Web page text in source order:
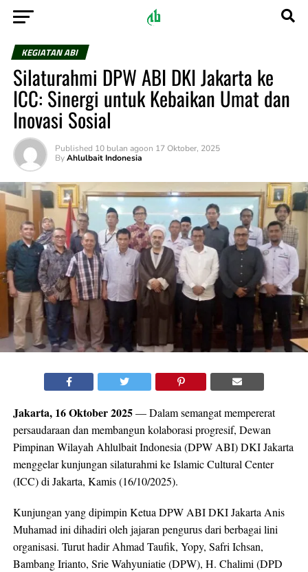
KEGIATAN ABI
Silaturahmi DPW ABI DKI Jakarta ke
ICC: Sinergi untuk Kebaikan Umat dan
Inovasi Sosial
Published 10 bulan agoon 17 Oktober, 2025
By Ahlulbait Indonesia
Jakarta, 16 Oktober 2025— Dalam semangat mempererat
persaudaraan dan membangun kolaborasi progresif, Dewan
Pimpinan Wilayah Ahlulbait Indonesia (DPW ABI) DKI Jakarta
menggelar kunjungan silaturahmi ke Islamic Cultural Center
(ICC) di Jakarta, Kamis (16/10/2025).
Kunjungan yang dipimpin Ketua DPW ABI DKI Jakarta Anis
Muhamad ini dihadiri oleh jajaran pengurus dari berbagai lini
organisasi. Turut hadir Ahmad Taufik, Yopy, Safri Ichsan,
Bambang Irianto, Srie Wahyuniatie (DPW), H. Chalimi (DPD